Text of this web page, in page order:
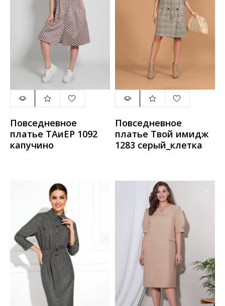
Повседневное
платье ТАиЕР 1092
капучино
Повседневное
платье Твой имидж
1283 серый_клетка